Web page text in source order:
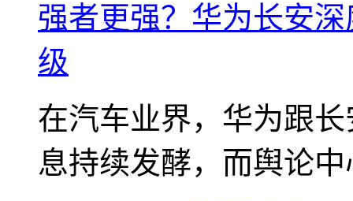
强者更强？华为长安
级
在汽车业界，华为跟
息持续发酵，而舆论